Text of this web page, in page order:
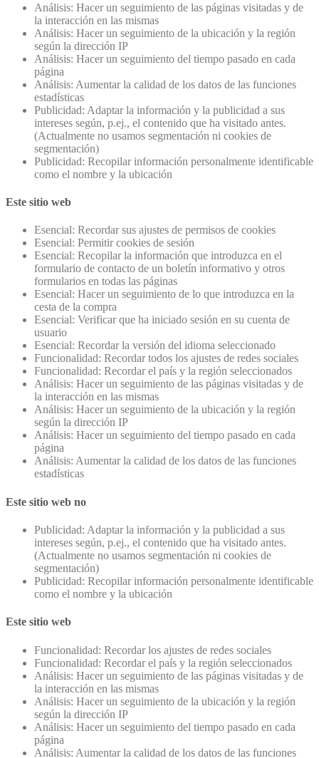
Análisis: Hacer un seguimiento de las páginas visitadas y de
la interacción en las mismas
Análisis: Hacer un seguimiento de la ubicación y la región
según la dirección IP
Análisis: Hacer un seguimiento del tiempo pasado en cada
página
Análisis: Aumentar la calidad de los datos de las funciones
estadísticas
Publicidad: Adaptar la información y la publicidad a sus
intereses según, p.ej., el contenido que ha visitado antes.
(Actualmente no usamos segmentación ni cookies de
segmentación)
Publicidad: Recopilar información personalmente identificable
como el nombre y la ubicación
Este sitio web
Esencial: Recordar sus ajustes de permisos de cookies
Esencial: Permitir cookies de sesión
Esencial: Recopilar la información que introduzca en el
formulario de contacto de un boletín informativo y otros
formularios en todas las páginas
Esencial: Hacer un seguimiento de lo que introduzca en la
cesta de la compra
Esencial: Verificar que ha iniciado sesión en su cuenta de
usuario
Esencial: Recordar la versión del idioma seleccionado
Funcionalidad: Recordar todos los ajustes de redes sociales
Funcionalidad: Recordar el país y la región seleccionados
Análisis: Hacer un seguimiento de las páginas visitadas y de
la interacción en las mismas
Análisis: Hacer un seguimiento de la ubicación y la región
según la dirección IP
Análisis: Hacer un seguimiento del tiempo pasado en cada
página
Análisis: Aumentar la calidad de los datos de las funciones
estadísticas
Este sitio web no
Publicidad: Adaptar la información y la publicidad a sus
intereses según, p.ej., el contenido que ha visitado antes.
(Actualmente no usamos segmentación ni cookies de
segmentación)
Publicidad: Recopilar información personalmente identificable
como el nombre y la ubicación
Este sitio web
Funcionalidad: Recordar los ajustes de redes sociales
Funcionalidad: Recordar el país y la región seleccionados
Análisis: Hacer un seguimiento de las páginas visitadas y de
la interacción en las mismas
Análisis: Hacer un seguimiento de la ubicación y la región
según la dirección IP
Análisis: Hacer un seguimiento del tiempo pasado en cada
página
Análisis: Aumentar la calidad de los datos de las funciones